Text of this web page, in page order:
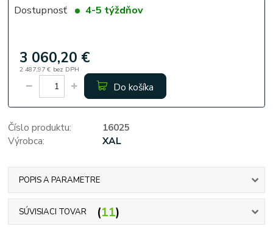
Dostupnosť 4-5 týždňov
3 060,20 €
2 487,97 € bez DPH
Do košíka
Číslo produktu:
16025
Výrobca:
XAL
POPIS A PARAMETRE
SÚVISIACI TOVAR 11